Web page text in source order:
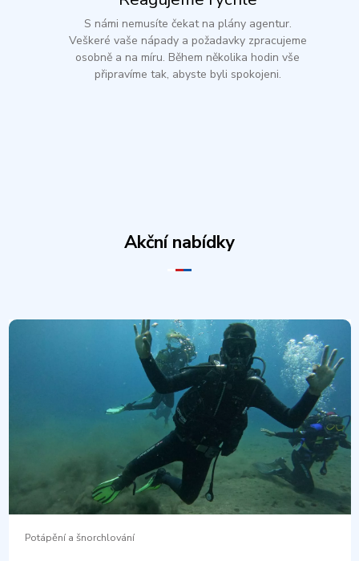
S námi nemusíte čekat na plány agentur.
Veškeré vaše nápady a požadavky zpracujeme
osobně a na míru. Během několika hodin vše
připravíme tak, abyste byli spokojeni.
Akční nabídky
Potápění a šnorchlování